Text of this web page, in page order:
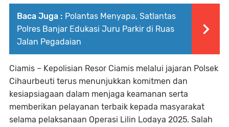
Baca Juga : Polantas Menyapa, Satlantas
Polres Banjar Edukasi Juru Parkir di Ruas
Jalan Pegadaian
Ciamis – Kepolisian Resor Ciamis melalui jajaran Polsek
Cihaurbeuti terus menunjukkan komitmen dan
kesiapsiagaan dalam menjaga keamanan serta
memberikan pelayanan terbaik kepada masyarakat
selama pelaksanaan Operasi Lilin Lodaya 2025. Salah